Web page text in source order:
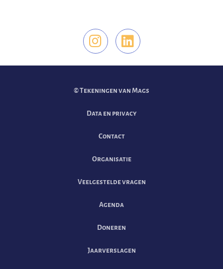
Vind ons op
Vind ons op
© Tekeningen van Mags
Data en privacy
Contact
Organisatie
Veelgestelde vragen
Agenda
Doneren
Jaarverslagen